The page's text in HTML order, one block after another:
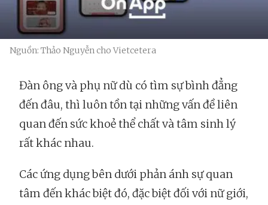
Nguồn: Thảo Nguyễn cho Vietcetera
Đàn ông và phụ nữ dù có tìm sự bình đẳng
đến đâu, thì luôn tồn tại những vấn đề liên
quan đến sức khoẻ thể chất và tâm sinh lý
rất khác nhau.
Các ứng dụng bên dưới phản ánh sự quan
tâm đến khác biệt đó, đặc biệt đối với nữ giới,